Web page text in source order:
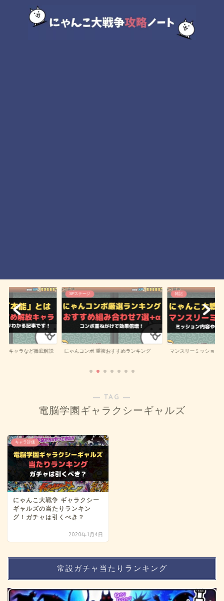
放キャラなど徹底解説
SPステージ
にゃんコンボ 重複おすすめランキング
雑記
マンスリーミッション
― TAG ―
電脳学園ギャラクシーギャルズ
キャラ評価
にゃんこ大戦争 ギャラクシー
ギャルズの当たりランキン
グ！ガチャは引くべき？
2020年1月4日
常設ガチャ当たりランキング